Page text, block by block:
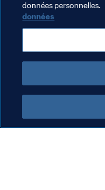
Thèmes en lien
Compétitions FIFA
données personnelles.
données